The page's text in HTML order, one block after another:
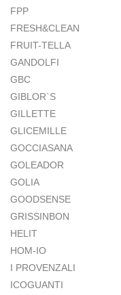
FPP
FRESH&CLEAN
FRUIT-TELLA
GANDOLFI
GBC
GIBLOR`S
GILLETTE
GLICEMILLE
GOCCIASANA
GOLEADOR
GOLIA
GOODSENSE
GRISSINBON
HELIT
HOM-IO
I PROVENZALI
ICOGUANTI